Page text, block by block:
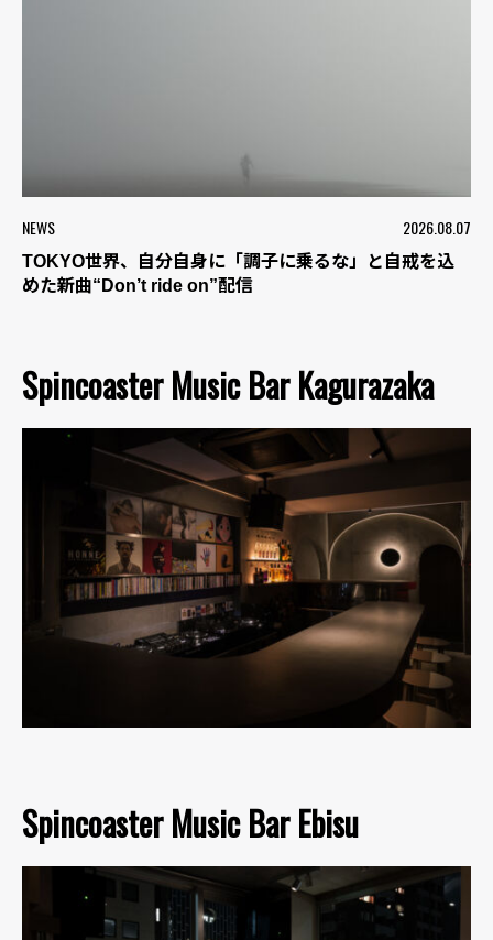
NEWS 2026.08.07
TOKYO世界、自分自身に「調子に乗るな」と自戒を込
めた新曲“Don’t ride on”配信
Spincoaster Music Bar Kagurazaka
Spincoaster Music Bar Ebisu